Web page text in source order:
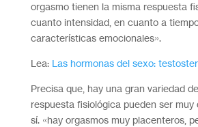
orgasmo tienen la misma respuesta
cuanto intensidad, en cuanto a
características emocionales».
Lea: Las hormonas del sexo:
Precisa que, hay una gran variedad
respuesta fisiológica pueden ser
sí. «hay orgasmos muy placenteros,